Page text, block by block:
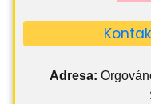
Adresa: